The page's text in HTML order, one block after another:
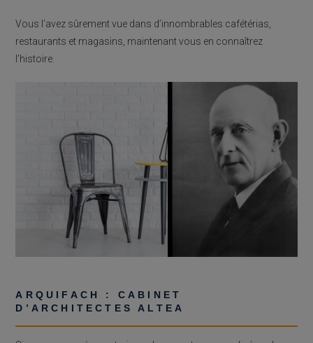
Vous l’avez sûrement vue dans d’innombrables cafétérias,
restaurants et magasins, maintenant vous en connaîtrez
l’histoire.
ARQUIFACH : CABINET
D’ARCHITECTES ALTEA